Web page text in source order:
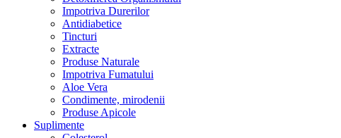
Impotriva Durerilor
Antidiabetice
Tincturi
Extracte
Produse Naturale
Impotriva Fumatului
Aloe Vera
Condimente, mirodenii
Produse Apicole
Suplimente